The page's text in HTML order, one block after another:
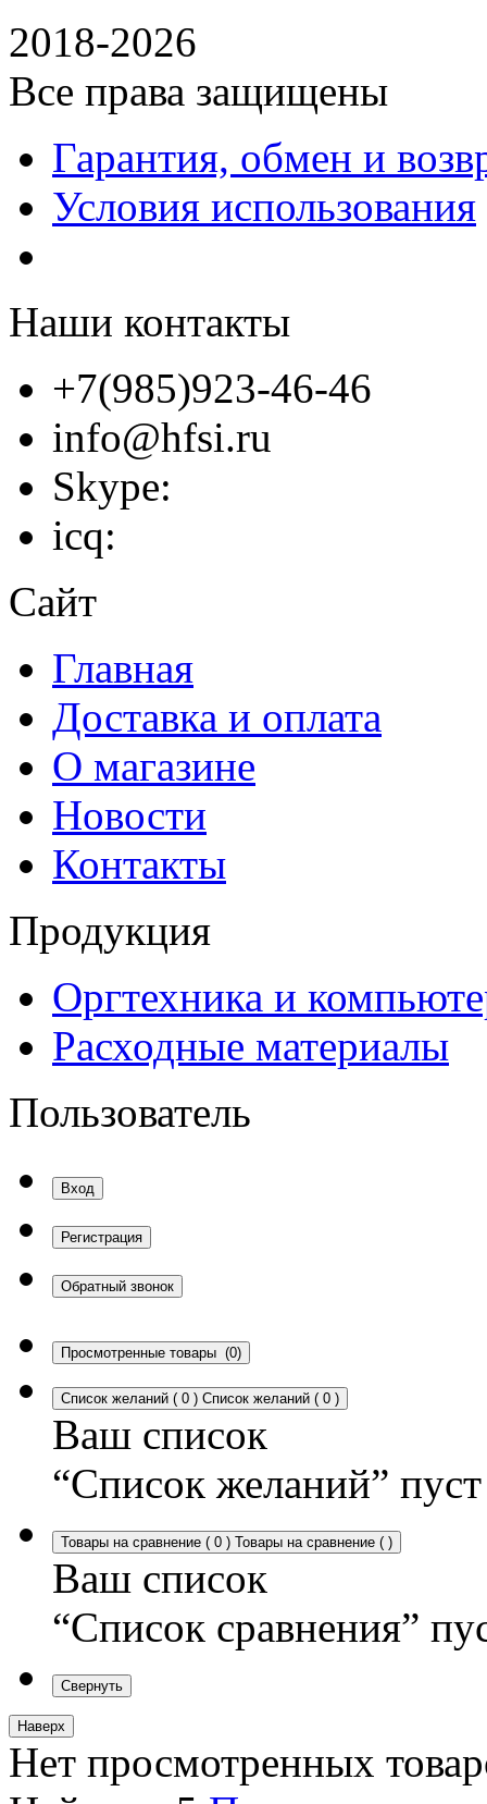
2018-2026
Все права защищены
Гарантия, обмен и
Условия использования
Наши контакты
+7(985)923-46-46
info@hfsi.ru
Skype:
icq:
Сайт
Главная
Доставка и оплата
О магазине
Новости
Контакты
Продукция
Оргтехника и
Расходные материалы
Пользователь
Вход
Регистрация
Обратный звонок
Просмотренные товары (0)
Список желаний ( 0 ) Список желаний ( 0 )
Ваш список
“Список желаний” пуст
Товары на сравнение ( 0 ) Товары на сравнение ( )
Ваш список
“Список сравнения”
Свернуть
Наверх
Нет просмотренных